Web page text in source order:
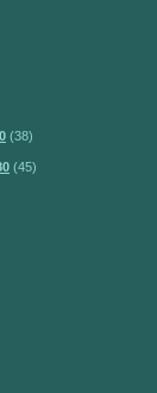
(38)
(45)